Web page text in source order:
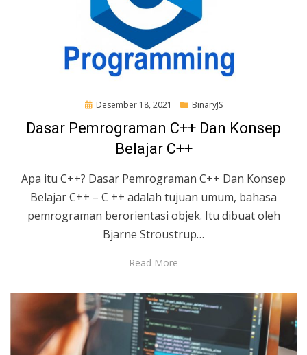
PostedDesember 18, 2021 BinaryJS
Dasar Pemrograman C++ Dan Konsep
Belajar C++
Apa itu C++? Dasar Pemrograman C++ Dan Konsep
Belajar C++ – C ++ adalah tujuan umum, bahasa
pemrograman berorientasi objek. Itu dibuat oleh
Bjarne Stroustrup…
Read More